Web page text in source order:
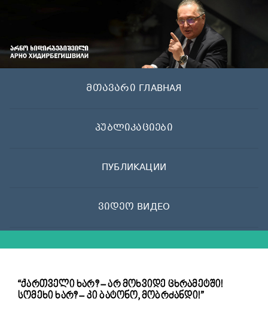
მთავარი ГЛАВНАЯ
პუბლიკაციები
ПУБЛИКАЦИИ
ვიდეო ВИДЕО
“ქართველი ხარ? – არ მოხვიდე ცხრამეტში!
სომეხი ხარ? – კი ბატონო, მობრძანდი!”